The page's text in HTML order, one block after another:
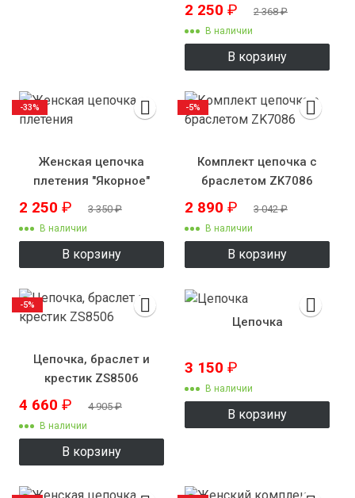
2 250 ₽ 2 368₽
В наличии
В корзину
Женская цепочка
плетения "Якорное"
2 250 ₽ 3 350₽
В наличии
В корзину
-33%
Комплект цепочка с
браслетом ZK7086
2 890 ₽ 3 042₽
В наличии
В корзину
-5%
Цепочка, браслет и
крестик ZS8506
4 660 ₽ 4 905₽
В наличии
В корзину
-5%
Цепочка
3 150 ₽
В наличии
В корзину